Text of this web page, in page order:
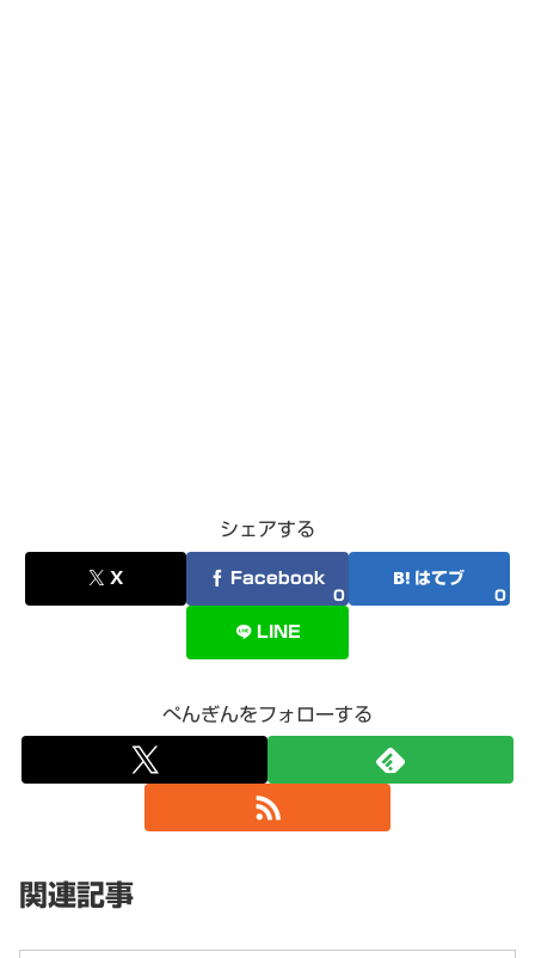
シェアする
X Facebook
0
はてブ
0
LINE
ぺんぎんをフォローする
関連記事